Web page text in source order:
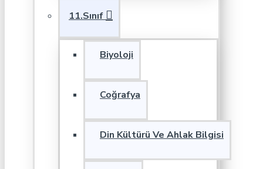
11.Sınıf
Biyoloji
Coğrafya
Din Kültürü Ve Ahlak Bilgisi